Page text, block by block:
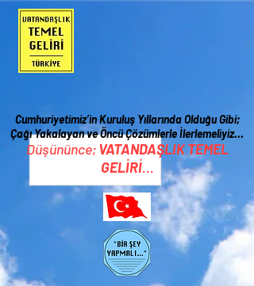
Cumhuriyetimiz’in Kuruluş Yıllarında Olduğu Gibi;
Çağı Yakalayan ve Öncü Çözümlerle İlerlemeliyiz…
Düşününce;VATANDAŞLIK TEMEL
GELİRİ...